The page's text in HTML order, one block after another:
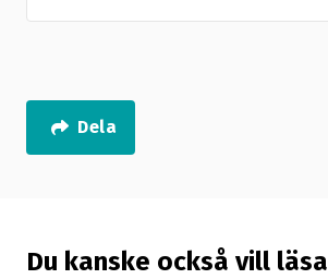
Dela
Du kanske också vill läsa